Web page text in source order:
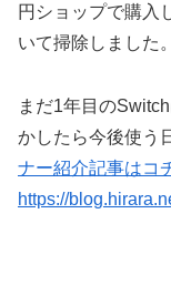
円ショップで購入
いて掃除しました。
まだ1年目の
かしたら今後使う
ナー紹介記事はコ
https://